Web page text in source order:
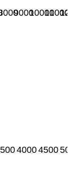
90001000011000
40004500